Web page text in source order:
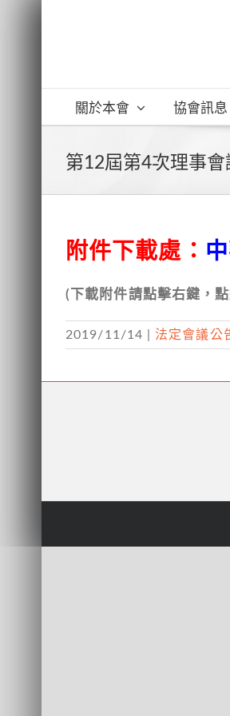
關於本會 協會訊息
第12屆第4次理事
附件下載處：
(下載附件請點擊右鍵，
2019/11/14 法定會議公